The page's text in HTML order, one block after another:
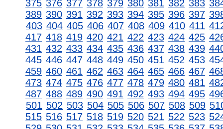
375 376 377 378 379 380 381 382 383
389 390 391 392 393 394 395 396 397
403 404 405 406 407 408 409 410 411
417 418 419 420 421 422 423 424 425
431 432 433 434 435 436 437 438 439
445 446 447 448 449 450 451 452 453
459 460 461 462 463 464 465 466 467
473 474 475 476 477 478 479 480 481
487 488 489 490 491 492 493 494 495
501 502 503 504 505 506 507 508 509
515 516 517 518 519 520 521 522 523